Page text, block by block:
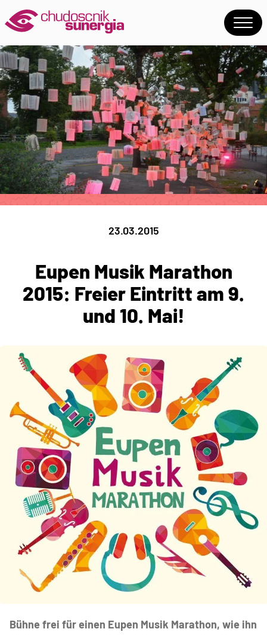
23.03.2015
Eupen Musik Marathon
2015: Freier Eintritt am 9.
und 10. Mai!
Bühne frei für einen Eupen Musik Marathon, wie ihn